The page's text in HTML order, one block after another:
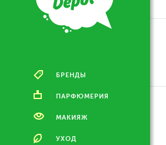
БРЕНДЫ
ПАРФЮМЕРИЯ
МАКИЯЖ
УХОД